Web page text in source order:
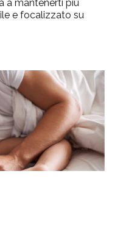
a mantenerti più
e focalizzato su